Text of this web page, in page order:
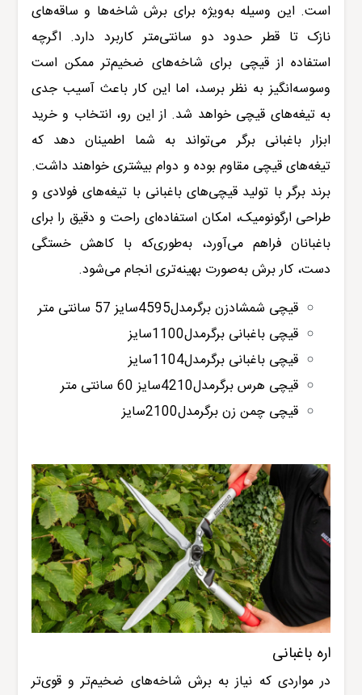
است. این وسیله به‌ویژه برای برش شاخه‌ها و ساقه‌های
نازک تا قطر حدود دو سانتی‌متر کاربرد دارد. اگرچه
استفاده از قیچی برای شاخه‌های ضخیم‌تر ممکن است
وسوسه‌انگیز به نظر برسد، اما این کار باعث آسیب جدی
به تیغه‌های قیچی خواهد شد. از این رو، انتخاب و خرید
ابزار باغبانی برگر می‌تواند به شما اطمینان دهد که
تیغه‌های قیچی مقاوم بوده و دوام بیشتری خواهند داشت.
برند برگر با تولید قیچی‌های باغبانی با تیغه‌های فولادی و
طراحی ارگونومیک، امکان استفاده‌ای راحت و دقیق را برای
باغبانان فراهم می‌آورد، به‌طوری‌که با کاهش خستگی
دست، کار برش به‌صورت بهینه‌تری انجام می‌شود.
قیچی شمشادزن برگرمدل4595سایز 57 سانتی متر
قیچی باغبانی برگرمدل1100سایز
قیچی باغبانی برگرمدل1104سایز
قیچی هرس برگرمدل4210سایز 60 سانتی متر
قیچی چمن زن برگرمدل2100سایز
اره باغبانی
در مواردی که نیاز به برش شاخه‌های ضخیم‌تر و قوی‌تر